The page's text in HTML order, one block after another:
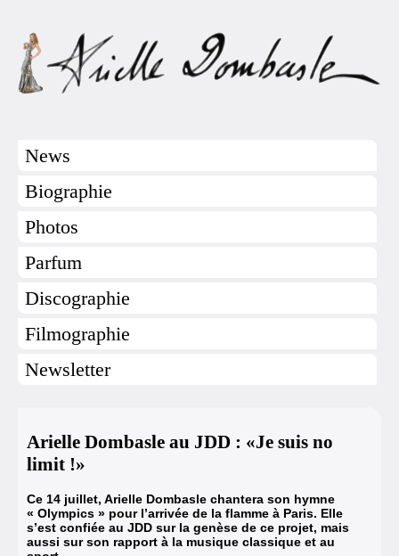
News
Biographie
Photos
Parfum
Discographie
Filmographie
Newsletter
Arielle Dombasle au JDD : «Je suis no
limit !»
Ce 14 juillet, Arielle Dombasle chantera son hymne
« Olympics » pour l’arrivée de la flamme à Paris. Elle
s’est confiée au JDD sur la genèse de ce projet, mais
aussi sur son rapport à la musique classique et au